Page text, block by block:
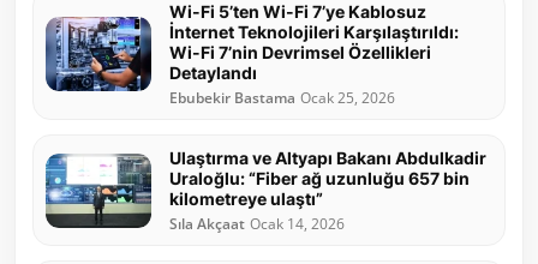
Wi-Fi 5’ten Wi-Fi 7’ye Kablosuz
İnternet Teknolojileri Karşılaştırıldı:
Wi-Fi 7’nin Devrimsel Özellikleri
Detaylandı
Ebubekir Bastama Ocak 25, 2026
Ulaştırma ve Altyapı Bakanı Abdulkadir
Uraloğlu: “Fiber ağ uzunluğu 657 bin
kilometreye ulaştı”
Sıla Akçaat Ocak 14, 2026